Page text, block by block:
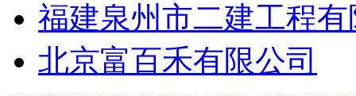
福建泉州市二建工程
北京富百禾有限公司